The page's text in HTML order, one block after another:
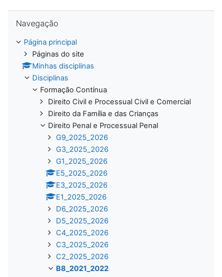
Navegação
Página principal
Páginas do site
Minhas disciplinas
Disciplinas
Formação Contínua
Direito Civil e Processual Civil e Comercial
Direito da Família e das Crianças
Direito Penal e Processual Penal
G9_2025_2026
G3_2025_2026
G1_2025_2026
E5_2025_2026
E3_2025_2026
E1_2025_2026
D6_2025_2026
D5_2025_2026
C4_2025_2026
C3_2025_2026
C2_2025_2026
B8_2021_2022